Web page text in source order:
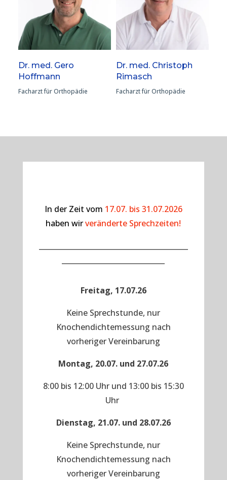
Dr. med. Gero
Hoffmann
Facharzt für Orthopädie
Dr. med. Christoph
Rimasch
Facharzt für Orthopädie
In der Zeit vom 17.07. bis 31.07.2026
haben wirveränderte Sprechzeiten!
Freitag, 17.07.26
Keine Sprechstunde, nur
Knochendichtemessung nach
vorheriger Vereinbarung
Montag, 20.07. und 27.07.26
8:00 bis 12:00 Uhr und 13:00 bis 15:30
Uhr
Dienstag, 21.07. und 28.07.26
Keine Sprechstunde, nur
Knochendichtemessung nach
vorheriger Vereinbarung